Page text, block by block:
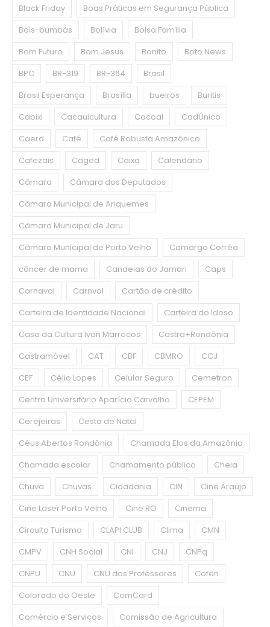
Black Friday
Boas Práticas em Segurança Pública
Bois-bumbás
Bolívia
Bolsa Família
Bom Futuro
Bom Jesus Bonito
Boto News
BPC
BR-319 BR-364
Brasil
Brasil Esperança
Brasília bueiros
Buritis
Cabixi
Cacauicultura Cacoal
CadÚnico
Caerd
Café
Café Robusta Amazônico
Cafezais
Caged Caixa
Calendário
Câmara
Câmara dos Deputados
Câmara Municipal de Ariquemes
Câmara Municipal de Jaru
Câmara Municipal de Porto Velho
Camargo Corrêa
câncer de mama
Candeias do Jamari
Caps
Carnaval
Carnval
Cartão de crédito
Carteira de Identidade Nacional
Carteira do Idoso
Casa da Cultura Ivan Marrocos
Castra+Rondônia
Castramóvel
CAT CBF CBMRO
CCJ
CEF
Célio Lopes Celular Seguro
Cemetron
Centro Universitário Aparício Carvalho
CEPEM
Cerejeiras
Cesta de Natal
Céus Abertos Rondônia
Chamada Elos da Amazônia
Chamada escolar
Chamamento público
Cheia
Chuva
Chuvas Cidadania CIN
Cine Araújo
Cine Laser Porto Velho
Cine RO
Cinema
Circuito Turismo
CLAPI CLUB Clima
CMN
CMPV
CNH Social CNI CNJ
CNPq
CNPU
CNU CNU dos Professores
Cofen
Colorado do Oeste
ComCard
Comércio e Serviços
Comissão de Agricultura